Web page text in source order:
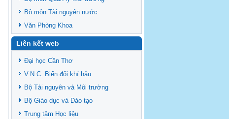
Bộ môn Tài nguyên nước
Văn Phòng Khoa
Liên kết web
Đại học Cần Thơ
V.N.C. Biến đổi khí hậu
Bộ Tài nguyên và Môi trường
Bộ Giáo dục và Đào tạo
Trung tâm Học liệu